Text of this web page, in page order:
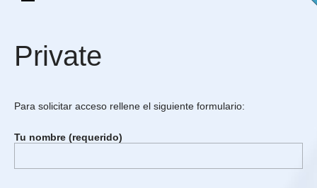
Private
Para solicitar acceso rellene el siguiente formulario:
Tu nombre (requerido)